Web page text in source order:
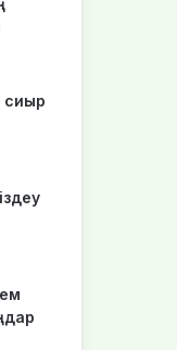
сиыр